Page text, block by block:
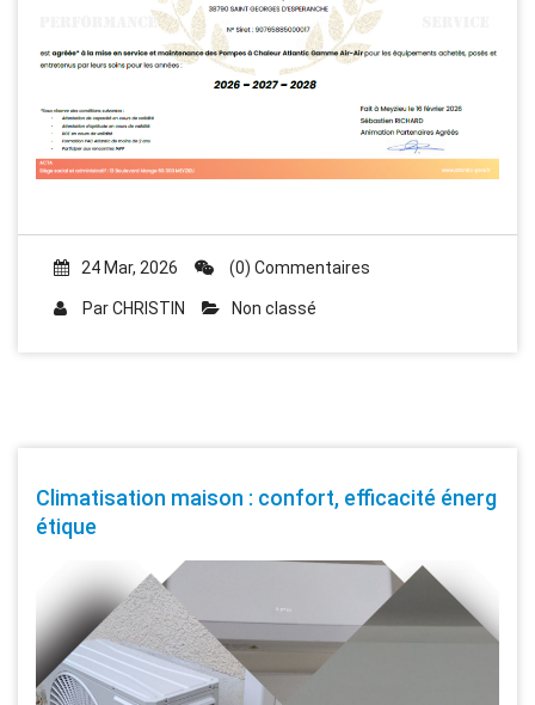
24 Mar, 2026 (0) Commentaires
ParCHRISTIN Non classé
Climatisation maison : confort, efficacité énerg
étique